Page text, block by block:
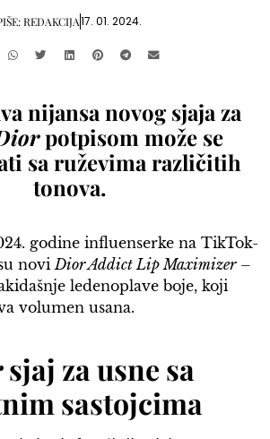
REDAKCIJA17. 01. 2024.
nijansa novog sjaja za
potpisom može se
sa ruževima različitih
tonova.
godine influenserke na TikTok-
noviDior Addict Lip Maximizer–
ledenoplave boje, koji
volumen usana.
sjaj za usne sa
sastojcima